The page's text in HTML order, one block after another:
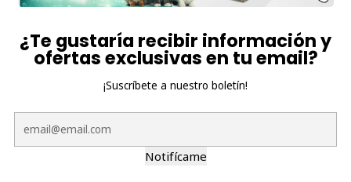
¿Te gustaría recibir información y
ofertas exclusivas en tu email?
¡Suscríbete a nuestro boletín!
Notifícame